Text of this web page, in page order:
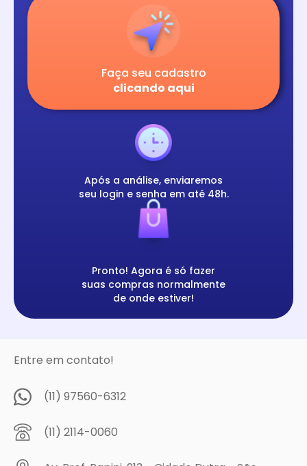
Faça seu cadastro
clicando aqui
Após a análise, enviaremos
seu login e senha em até 48h.
Pronto! Agora é só fazer
suas compras normalmente
de onde estiver!
Entre em contato!
(11) 97560-6312
(11) 2114-0060